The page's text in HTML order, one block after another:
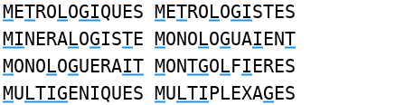
METROLOGIQUES METROLOGISTES
MINERALOGISTE MONOLOGUAIENT
MONOLOGUERAIT MONTGOLFIERES
MULTIGENIQUES MULTIPLEXAGES